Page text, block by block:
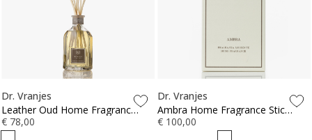
Dr. Vranjes
Leather Oud Home Fragrance
Sticks 250ml
€ 78,00
Dr. Vranjes
Ambra Home Fragrance Sticks
500ml
€ 100,00